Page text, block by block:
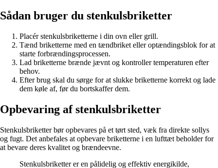
Sådan bruger du stenkulsbriketter
Placér stenkulsbriketterne i din ovn eller grill.
Tænd briketterne med en tændbriket eller optændingsblok for at
starte forbrændingsprocessen.
Lad briketterne brænde jævnt og kontroller temperaturen efter
behov.
Efter brug skal du sørge for at slukke briketterne korrekt og lade
dem køle af, før du bortskaffer dem.
Opbevaring af stenkulsbriketter
Stenkulsbriketter bør opbevares på et tørt sted, væk fra direkte sollys
og fugt. Det anbefales at opbevare briketterne i en lufttæt beholder for
at bevare deres kvalitet og brændeevne.
Stenkulsbriketter er en pålidelig og effektiv energikilde,